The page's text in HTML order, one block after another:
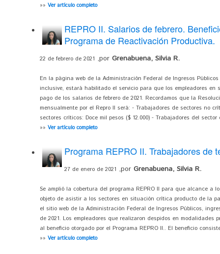
»» Ver artículo completo
REPRO II. Salarios de febrero.
Programa de Reactivación Productiva.
22 de febrero de 2021 ,por Grenabuena, Silvia R.
En la página web de la Administración Federal de Ingresos
inclusive, estará habilitado el servicio para que los empleadores
pago de los salarios de febrero de 2021. Recordamos que la
mensualmente por el Repro II será: - Trabajadores de sectores no
sectores críticos: Doce mil pesos ($ 12.000) - Trabajadores del
»» Ver artículo completo
Programa REPRO II. Trabajadores de
27 de enero de 2021 ,por Grenabuena, Silvia R.
Se amplió la cobertura del programa REPRO II para que alcance a
objeto de asistir a los sectores en situación crítica producto de la
el sitio web de la Administración Federal de Ingresos Públicos,
de 2021. Los empleadores que realizaron despidos en
al beneficio otorgado por el Programa REPRO II.. El beneficio
»» Ver artículo completo